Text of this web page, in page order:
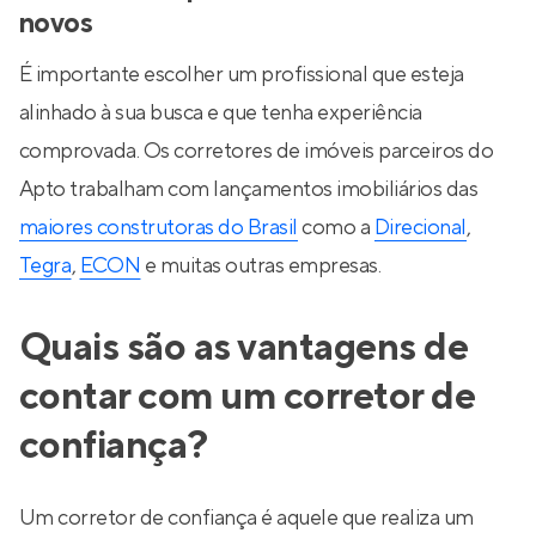
novos
É importante escolher um profissional que esteja
alinhado à sua busca e que tenha experiência
comprovada. Os corretores de imóveis parceiros do
Apto trabalham com lançamentos imobiliários das
maiores construtoras do Brasil como a Direcional,
Tegra, ECON e muitas outras empresas.
Quais são as vantagens de
contar com um corretor de
confiança?
Um corretor de confiança é aquele que realiza um